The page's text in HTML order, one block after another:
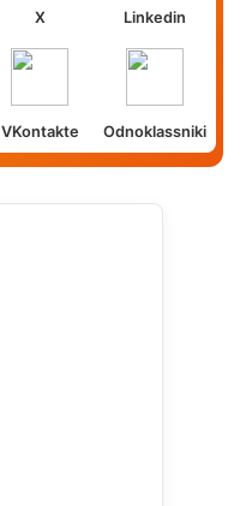
X Linkedin
VKontakte Odnoklassniki